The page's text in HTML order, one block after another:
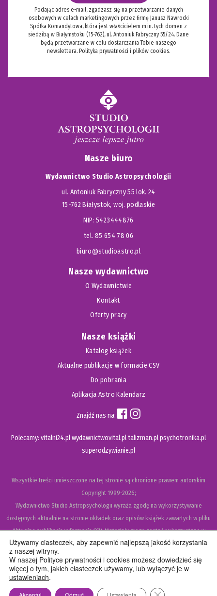
Podając adres e-mail, zgadzasz się na przetwarzanie danych
osobowych w celach marketingowych przez firmę Janusz Nawrocki
Spółka Komandytowa, która jest właścicielem m.in. tych domen z
siedzibą w Białymstoku (15-762), ul. Antoniuk Fabryczny 55/24. Dane
będą przetwarzane w celu dostarczania Tobie naszego
newslettera. Polityka prywatności i plików cookies.
Nasze biuro
Wydawnictwo Studio Astropsychologii
ul. Antoniuk Fabryczny 55 lok. 24
15-762 Białystok, woj. podlaskie
NIP: 5423444876
tel. 85 654 78 06
biuro@studioastro.pl
Nasze wydawnictwo
O Wydawnictwie
Kontakt
Oferty pracy
Nasze książki
Katalog książek
Aktualne publikacje w formacie CSV
Do pobrania
Aplikacja Astro Kalendarz
Znajdź nas na:
Polecamy: vitalni24.plwydawnictwovital.pltalizman.plpsychotronika.pl
superodzywianie.pl
Wszystkie treści umieszczone na tej stronie są chronione prawem autorskim
Copyright1999-2026;
Wydawnictwo Studio Astropsychologii wyraża zgodę na wykorzystywanie
dostępnych aktualnie na stronie okładek oraz opisów książek zawartych w pliku
Aktualne publikacje w formacie CSV. Materiały mogą zostać wykorzystane w
recenzjach książek, katalogach internetowych, bibliotecznych (OPAC) oraz
materiałach promujących legalną dystrybucję książek. Usunięcie materiału z ww.
strony internetowej, równoznaczne jest z cofnięciem udzielonej zgody.
Używamy ciasteczek, aby zapewnić najlepszą jakość korzystania
z naszej witryny.
W naszej Polityce prywatności i cookies możesz dowiedzieć się
więcej o tym, jakich ciasteczek używamy, lub wyłączyć je w
ustawieniach.
Zamknij panel